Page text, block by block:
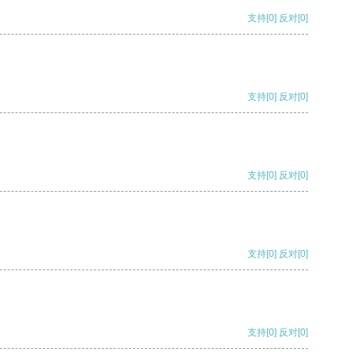
支持[0] 反对[0]
支持[0] 反对[0]
支持[0] 反对[0]
支持[0] 反对[0]
支持[0] 反对[0]